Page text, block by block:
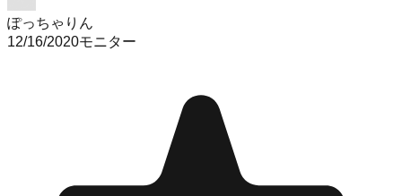
ぽっちゃりん
12/16/2020モニター